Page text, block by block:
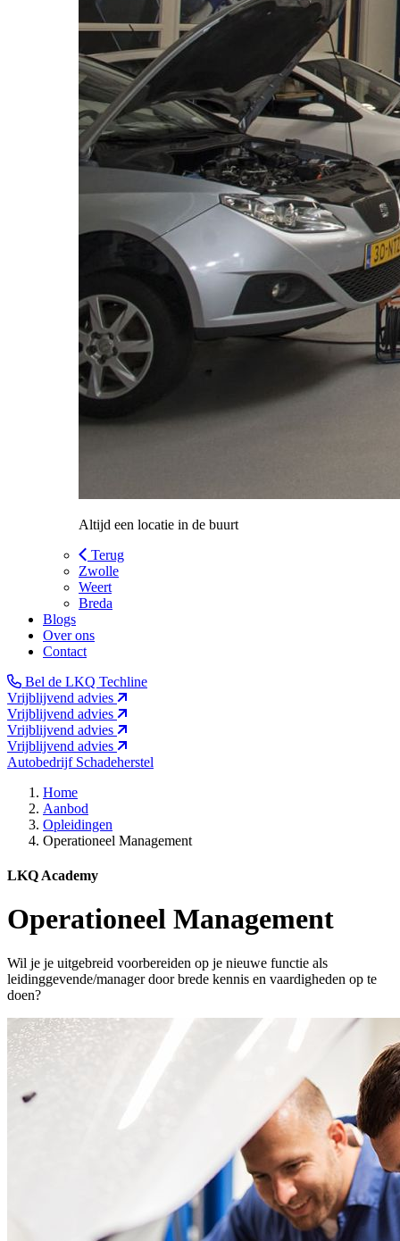
Altijd een locatie in de buurt
Terug
Zwolle
Weert
Breda
Blogs
Over ons
Contact
Bel de LKQ Techline
Vrijblijvend advies
Vrijblijvend advies
Vrijblijvend advies
Vrijblijvend advies
Autobedrijf Schadeherstel
Home
Aanbod
Opleidingen
Operationeel Management
LKQ Academy
Operationeel Management
Wil je je uitgebreid voorbereiden op je nieuwe functie als
leidinggevende/manager door brede kennis en vaardigheden op te
doen?